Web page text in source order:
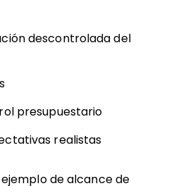
descontrolada del
presupuestario
realistas
de alcance de